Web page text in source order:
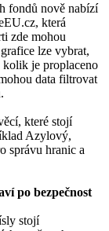
fondů nově nabízí
která
zde mohou
lze vybrat,
je proplaceno
data filtrovat
které stojí
Azylový,
správu hranic a
po bezpečnost
stojí